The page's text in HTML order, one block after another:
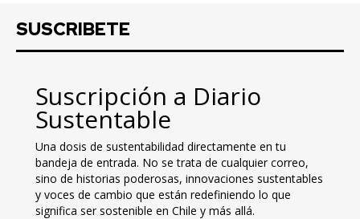
SUSCRIBETE
Suscripción a Diario
Sustentable
Una dosis de sustentabilidad directamente en tu
bandeja de entrada. No se trata de cualquier correo,
sino de historias poderosas, innovaciones sustentables
y voces de cambio que están redefiniendo lo que
significa ser sostenible en Chile y más allá.